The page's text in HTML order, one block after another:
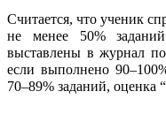
Считается, что ученик
не менее 50%
выставлены в журнал
если выполнено
70–89% заданий, оценка